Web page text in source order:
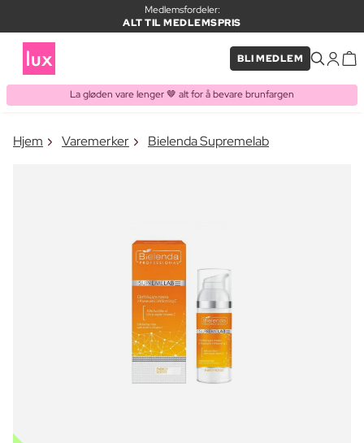
Medlemsfordeler:
ALT TIL MEDLEMSPRIS
BLI MEDLEM
La gløden vare lenger 🤎 alt for å bevare brunfargen
VARE LAGT I HANDLEKURVEN
Kjøpes ofte sammen med
Hjem Varemerker Bielenda Supremelab